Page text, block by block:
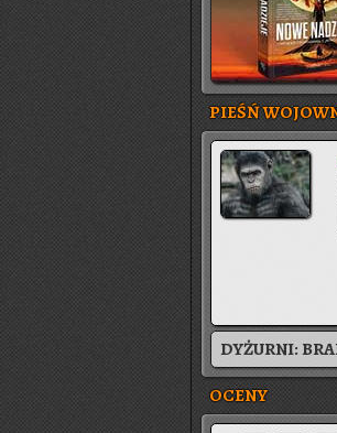
PIEŚŃ
DYŻURNI:
OCENY